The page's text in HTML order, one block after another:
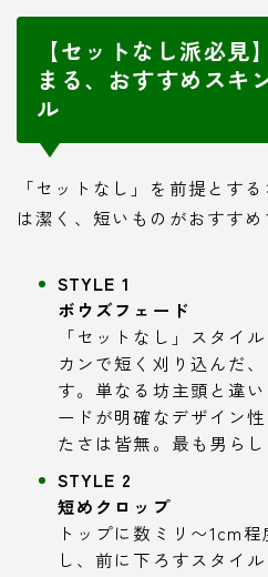
【セットなし派必見
まる、おすすめスキ
ル
「セットなし」を前提とす
は潔く、短いものがおすすめ
STYLE 1
ボウズフェード
「セットなし」スタイ
カンで短く刈り込んだ
す。単なる坊主頭と違
ードが明確なデザイン
たさは皆無。最も男ら
STYLE 2
短めクロップ
トップに数ミリ〜1cm
し、前に下ろすスタイ